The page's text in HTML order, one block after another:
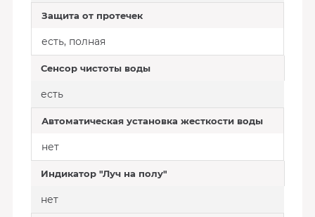
Защита от протечек
есть, полная
Сенсор чистоты воды
есть
Автоматическая установка жесткости воды
нет
Индикатор "Луч на полу"
нет